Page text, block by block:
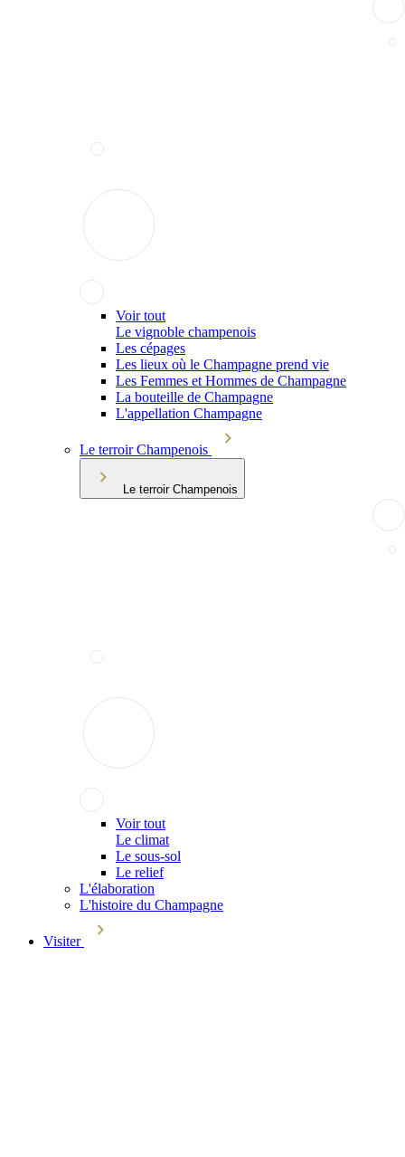
Voir tout
Le vignoble champenois
Les cépages
Les lieux où le Champagne prend vie
Les Femmes et Hommes de Champagne
La bouteille de Champagne
L'appellation Champagne
Le terroir Champenois
Le terroir Champenois
Voir tout
Le climat
Le sous-sol
Le relief
L'élaboration
L'histoire du Champagne
Visiter